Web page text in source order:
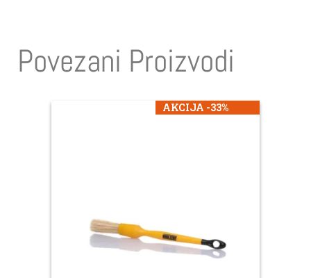
Povezani Proizvodi
AKCIJA -33%